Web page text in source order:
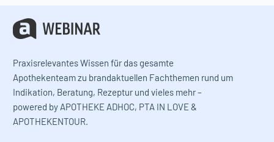
Praxisrelevantes Wissen für das gesamte
Apothekenteam zu brandaktuellen Fachthemen rund um
Indikation, Beratung, Rezeptur und vieles mehr –
powered by APOTHEKE ADHOC, PTA IN LOVE &
APOTHEKENTOUR.